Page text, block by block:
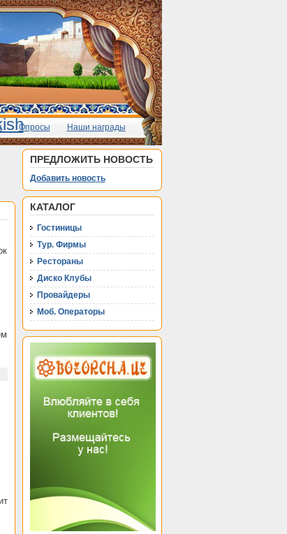
Опросы Наши награды
ПРЕДЛОЖИТЬ НОВОСТЬ
Добавить новость
КАТАЛОГ
Гостиницы
Тур. Фирмы
Рестораны
Диско Клубы
Провайдеры
Моб. Операторы